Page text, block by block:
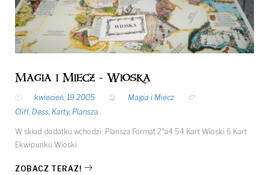
Magia i Miecz - Wioska
kwiecień, 19 2005
Magia i Miecz
Cliff, Dess, Karty, Plansza
W skład dodatku wchodzi: Plansza Format 2*a4 54 Kart Wioski 6 Kart
Ekwipunku Wioski
ZOBACZ TERAZ!